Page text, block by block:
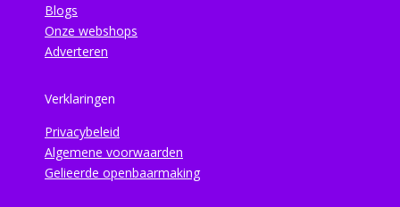
Blogs
Onze webshops
Adverteren
Verklaringen
Privacybeleid
Algemene voorwaarden
Gelieerde openbaarmaking